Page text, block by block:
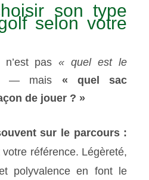
son type
selon votre
n’est pas« quel est le
mais « quel sac
de jouer ? »
sur le parcours :
votre référence. Légèreté,
polyvalence en font le